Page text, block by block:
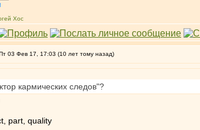
Хос
03 Фев 17, 17:03 (10 лет тому назад)
кармических следов"?
part, quality